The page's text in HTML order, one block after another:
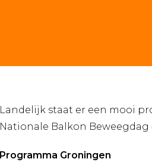
Landelijk staat er een mooi
Nationale Balkon Beweegdag
Programma Groningen